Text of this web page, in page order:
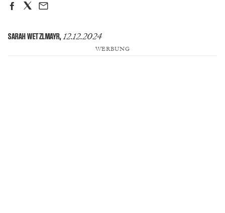
SARAH WETZLMAYR, 12.12.2024
WERBUNG